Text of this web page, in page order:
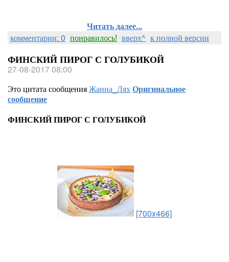
Читать далее...
комментарии: 0 понравилось! вверх^ к полной версии
ФИНСКИЙ ПИРОГ С ГОЛУБИКОЙ
27-08-2017 08:00
Это цитата сообщенияЖанна_ЛяхОригинальное
сообщение
ФИНСКИЙ ПИРОГ С ГОЛУБИКОЙ
[700x466]